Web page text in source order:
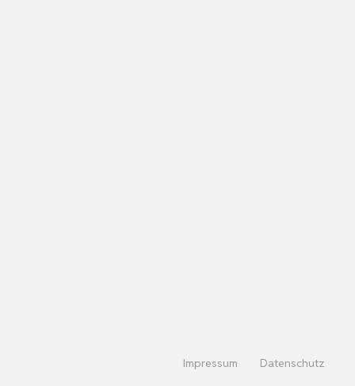
Impressum Datenschutz